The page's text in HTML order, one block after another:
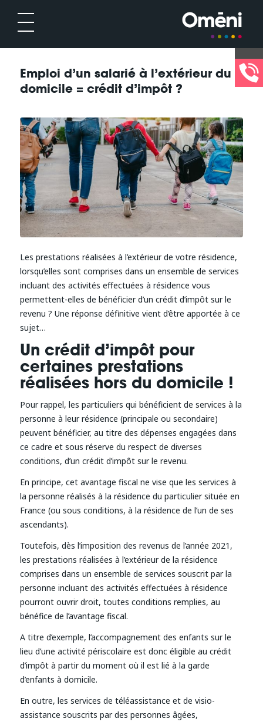
Emploi d’un salarié à l’extérieur du
domicile = crédit d’impôt ?
Les prestations réalisées à l’extérieur de votre résidence,
lorsqu’elles sont comprises dans un ensemble de services
incluant des activités effectuées à résidence vous
permettent-elles de bénéficier d’un crédit d’impôt sur le
revenu ? Une réponse définitive vient d’être apportée à ce
sujet…
Un crédit d’impôt pour
certaines prestations
réalisées hors du domicile !
Pour rappel, les particuliers qui bénéficient de services à la
personne à leur résidence (principale ou secondaire)
peuvent bénéficier, au titre des dépenses engagées dans
ce cadre et sous réserve du respect de diverses
conditions, d’un crédit d’impôt sur le revenu.
En principe, cet avantage fiscal ne vise que les services à
la personne réalisés à la résidence du particulier située en
France (ou sous conditions, à la résidence de l’un de ses
ascendants).
Toutefois, dès l’imposition des revenus de l’année 2021,
les prestations réalisées à l’extérieur de la résidence
comprises dans un ensemble de services souscrit par la
personne incluant des activités effectuées à résidence
pourront ouvrir droit, toutes conditions remplies, au
bénéfice de l’avantage fiscal.
A titre d’exemple, l’accompagnement des enfants sur le
lieu d’une activité périscolaire est donc éligible au crédit
d’impôt à partir du moment où il est lié à la garde
d’enfants à domicile.
En outre, les services de téléassistance et de visio-
assistance souscrits par des personnes âgées,